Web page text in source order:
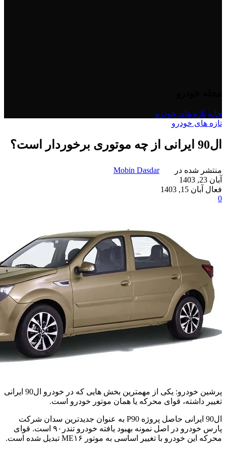
خانه تازه های خودرو
تازه های خودرو
ال90 ایرانی از چه موتوری برخوردار است؟
منتشر شده در
Mobin Dasdar
آبان 23, 1403
فعال آبان 15, 1403
0
پرشین خودرو: یکی از مهمترین بخش هایی که در خودرو ال90 ایرانی
تغییر داشته، قوای محرکه یا همان موتور خودرو است.
ال90 ایرانی حاصل پروژه P90 به عنوان جدیدترین سدان شرکت
پارس خودرو در اصل نمونه بهبود یافته خودرو تندر۹۰ است. قوای
محرکه این خودرو با تغییر اساسی به موتور ME۱۶ تبدیل شده است.